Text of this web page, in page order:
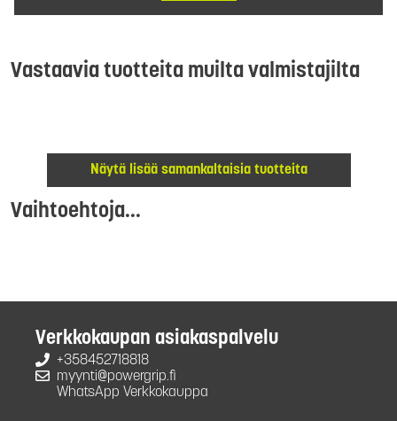
Vastaavia tuotteita muilta valmistajilta
Näytä lisää samankaltaisia tuotteita
Vaihtoehtoja...
Verkkokaupan asiakaspalvelu
+358452718818
myynti@powergrip.fi
WhatsApp Verkkokauppa